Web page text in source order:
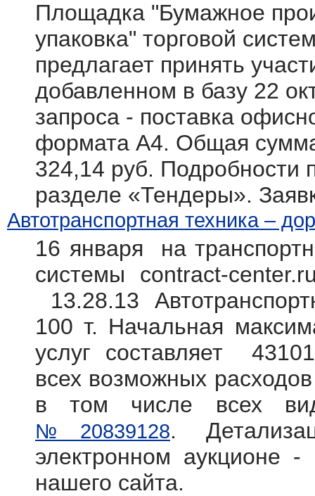
Площадка "Бумажное
упаковка" торговой
предлагает принять
добавленном в базу 22
запроса - поставка
формата А4. Общая
324,14 руб. Подробности
разделе «Тендеры».
Автотранспортная техника –
16 января на
системы contract-
13.28.13
100 т. Начальная
услуг составляет
всех возможных
в том числе всех
№20839128.
электронном аукционе
нашего сайта.